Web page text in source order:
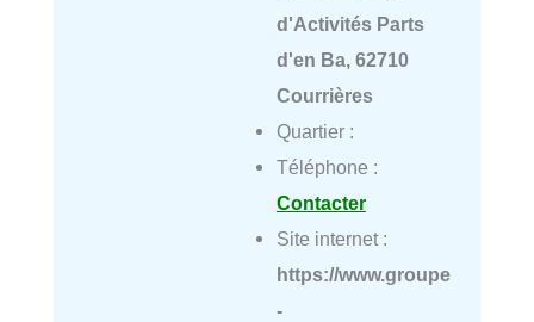
d'Activités Parts
d'en Ba, 62710
Courrières
Quartier :
Téléphone :
Contacter
Site internet :
https://www.groupe
-